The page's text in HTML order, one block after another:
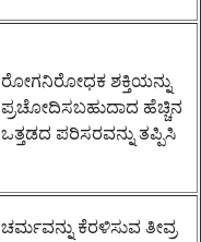
ರೋಗನಿರೋಧಕ ಶಕ್ತಿಯನ್ನು
ಪ್ರಚೋದಿಸಬಹುದಾದ ಹೆಚ್ಚಿನ
ಒತ್ತಡದ ಪರಿಸರವನ್ನು ತಪ್ಪಿಸಿ
ಚರ್ಮವನ್ನು ಕೆರಳಿಸುವ ತೀವ್ರ